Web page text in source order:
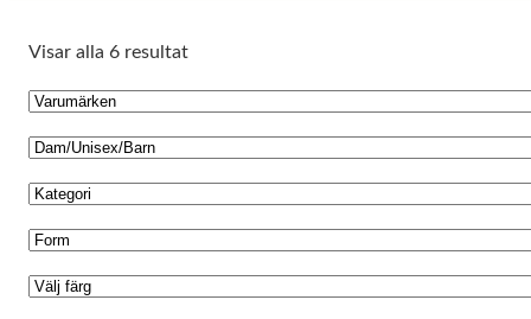
Visar alla 6 resultat